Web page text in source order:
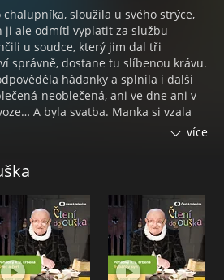
sloužila u svého strýce,
ji ale odmítl vyplatit za službu
u soudce, který jim dal tři
správně, dostane tu slíbenou krávu.
hádanky a splnila i další
neoblečená, ani ve dne ani v
A byla svatba. Manka si vzala
mu slíbit, že se mu nebude plést
slib a poradila chudému sedlákovi,
Muž ji za to poslal z domu,
co je jí nejmilejší. Manka ho opila
Soudce musel ráno uznat, že je
spolu domů a od té doby soudila
spravedlivě.
více